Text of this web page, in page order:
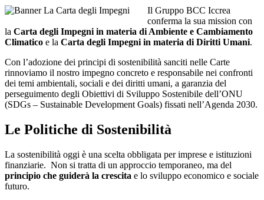
Il Gruppo BCC Iccrea
conferma la sua mission con
la Carta degli Impegni in materia di Ambiente e Cambiamento
Climatico e la Carta degli Impegni in materia di Diritti Umani.
Con l’adozione dei principi di sostenibilità sanciti nelle Carte
rinnoviamo il nostro impegno concreto e responsabile nei confronti
dei temi ambientali, sociali e dei diritti umani, a garanzia del
perseguimento degli Obiettivi di Sviluppo Sostenibile dell’ONU
(SDGs – Sustainable Development Goals) fissati nell’Agenda 2030.
Le Politiche di Sostenibilità
La sostenibilità oggi è una scelta obbligata per imprese e istituzioni
finanziarie. Non si tratta di un approccio temporaneo, ma del
principio che guiderà la crescita e lo sviluppo economico e sociale
futuro.